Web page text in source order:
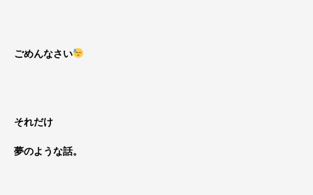
ごめんなさい
それだけ
夢のような話。